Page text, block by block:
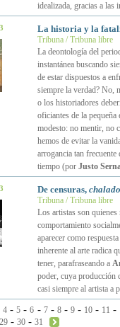
idealizada, gracias a las
La historia y la
Tribuna / Tribuna libre
La deontología del
instantánea buscando
de estar dispuestos a
siempre la verdad? No,
o los historiadores
oficiantes de la
modesto: no mentir, no
hemos de evitar la
arrogancia tan
tiempo (por Justo
De censuras,
Tribuna / Tribuna libre
Los artistas son
comportamiento
aparecer como
inherente al arte radica
tener, parafraseando a
poder, cuya producción
casi siempre al artista a
4 -5 -6 - 7- 8- 9- 10- 11 -
29 - 30 - 31